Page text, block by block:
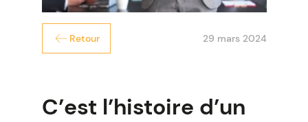
Retour 29 mars 2024
C’est l’histoire d’un